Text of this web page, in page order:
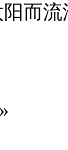
而
»